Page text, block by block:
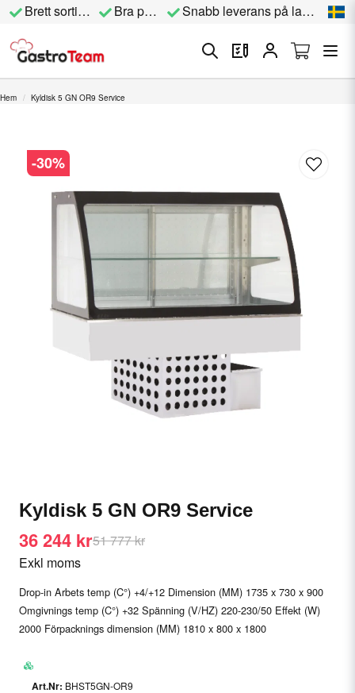
Brett sortiment Bra priser Snabb leverans på lagervara
Hem Kyldisk 5 GN OR9 Service
-30%
Kyldisk 5 GN OR9 Service
51 777 kr
36 244 kr
Exkl moms
Drop-in Arbets temp (C°) +4/+12 Dimension (MM) 1735 x 730 x 900
Omgivnings temp (C°) +32 Spänning (V/HZ) 220-230/50 Effekt (W)
2000 Förpacknings dimension (MM) 1810 x 800 x 1800
BHST5GN-OR9